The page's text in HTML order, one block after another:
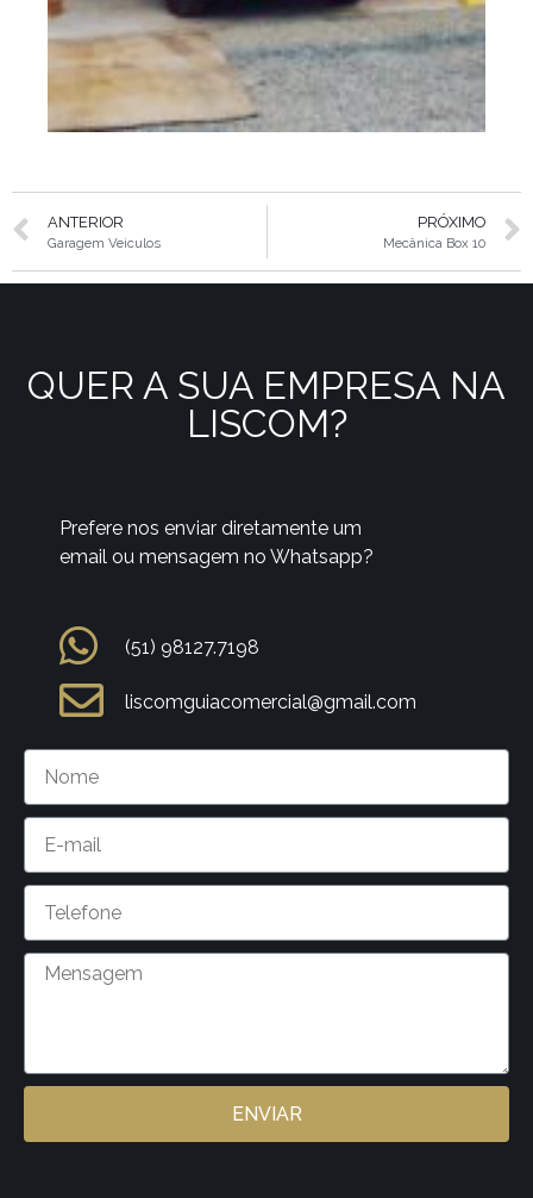
ANTERIOR
Garagem Veiculos
PRÓXIMO
Mecânica Box 10
QUER A SUA EMPRESA NA
LISCOM?
Prefere nos enviar diretamente um
email ou mensagem no Whatsapp?
(51) 98127.7198
liscomguiacomercial@gmail.com
ENVIAR